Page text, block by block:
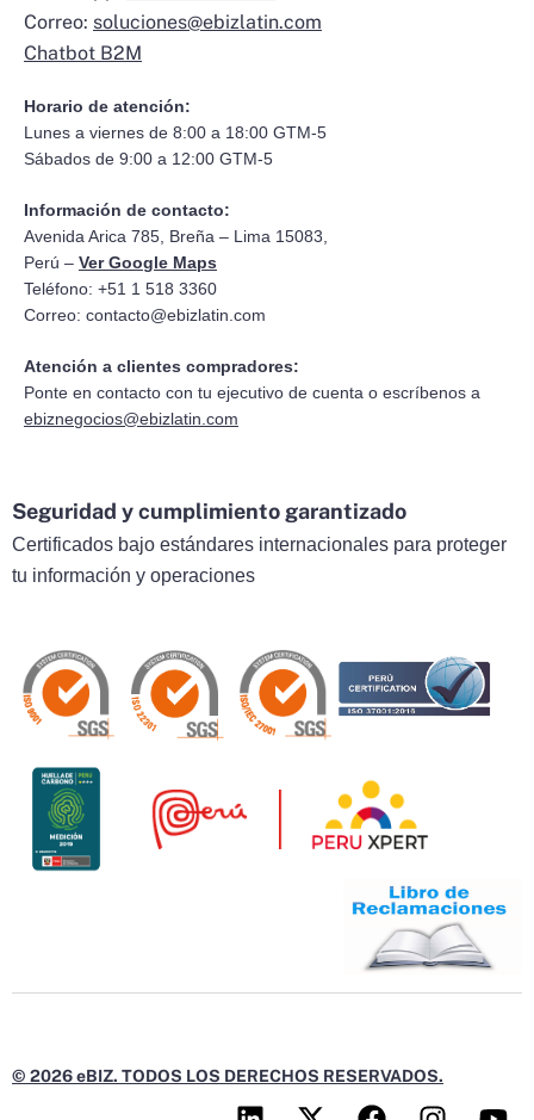
Correo: soluciones@ebizlatin.com
Chatbot B2M
Horario de atención:
Lunes a viernes de 8:00 a 18:00 GTM-5
Sábados de 9:00 a 12:00 GTM-5
Información de contacto:
Avenida Arica 785, Breña – Lima 15083,
Perú – Ver Google Maps
Teléfono: +51 1 518 3360
Correo: contacto@ebizlatin.com
Atención a clientes compradores:
Ponte en contacto con tu ejecutivo de cuenta o escríbenos a
ebiznegocios@ebizlatin.com
Seguridad y cumplimiento garantizado
Certificados bajo estándares internacionales para proteger
tu información y operaciones
© 2026 eBIZ. TODOS LOS DERECHOS RESERVADOS.
L
X
F
I
Y